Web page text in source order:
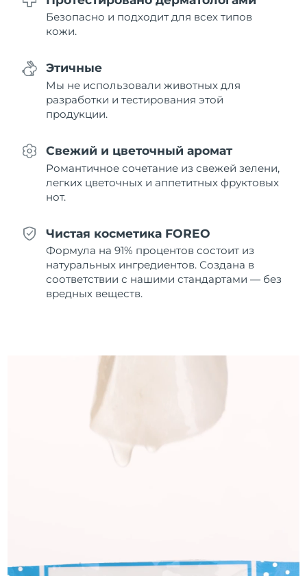
Безопасно и подходит для всех типов
кожи.
Этичные
Мы не использовали животных для
разработки и тестирования этой
продукции.
Свежий и цветочный аромат
Романтичное сочетание из свежей зелени,
легких цветочных и аппетитных фруктовых
нот.
Чистая косметика FOREO
Формула на 91% процентов состоит из
натуральных ингредиентов. Создана в
соответствии с нашими стандартами — без
вредных веществ.
12/08/2026
Нидерланды
Новая Зеландия
11/08/2026
Норвегия
Оман
Ожидаемая дата доставки
14/08/2026
Филиппины
Польша
Ожидаемая дата доставки
12/08/2026
Португалия
Ожидаемая дата доставки
Ожидаемая дата доставки
Ожидаемая дата доставки